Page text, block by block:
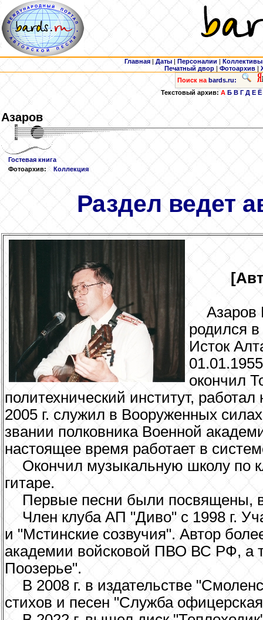
Главная | Даты | Персоналии | Коллективы
Печатный двор |Фотоархив |
Поиск на bards.ru:
Текстовый архив:А Б В Г Д Е Ё
Азаров
Гостевая книга
Фотоархив:
Коллекция
Раздел ведет
Азаров
родился
Исток
окончил
политехнический институт,
2005 г. служил в Вооруженных
звании полковника Военной
настоящее время работает в
Окончил музыкальную школу по
гитаре.
Первые песни были посвящены,
Член клуба АП "Диво" с 1998 г.
и "Мстинские созвучия". Автор
академии войсковой ПВО ВС РФ, а
Поозерье".
В 2008 г. в издательстве
стихов и песен "Служба